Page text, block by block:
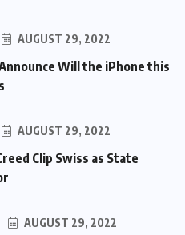
AUGUST 29, 2022
Will the iPhone this
AUGUST 29, 2022
Clip Swiss as State
AUGUST 29, 2022